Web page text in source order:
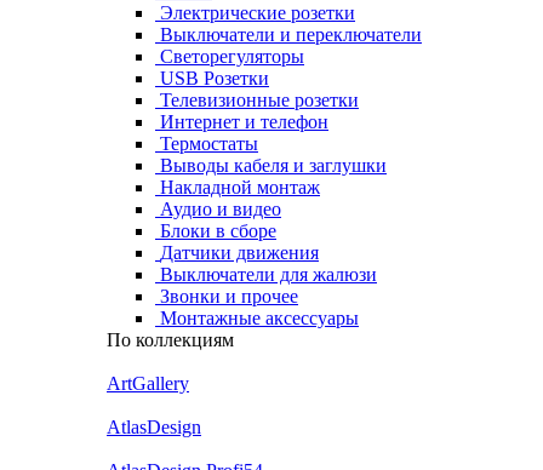
Электрические розетки
Выключатели и переключатели
Светорегуляторы
USB Розетки
Телевизионные розетки
Интернет и телефон
Термостаты
Выводы кабеля и заглушки
Накладной монтаж
Аудио и видео
Блоки в сборе
Датчики движения
Выключатели для жалюзи
Звонки и прочее
Монтажные аксессуары
По коллекциям
ArtGallery
AtlasDesign